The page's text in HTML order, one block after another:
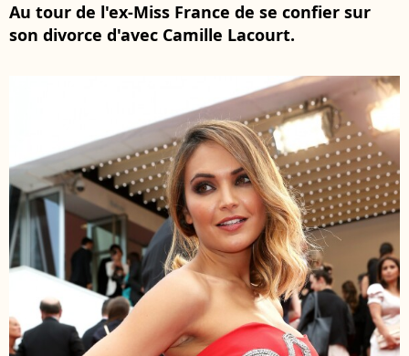
Au tour de l'ex-Miss France de se confier sur
son divorce d'avec Camille Lacourt.